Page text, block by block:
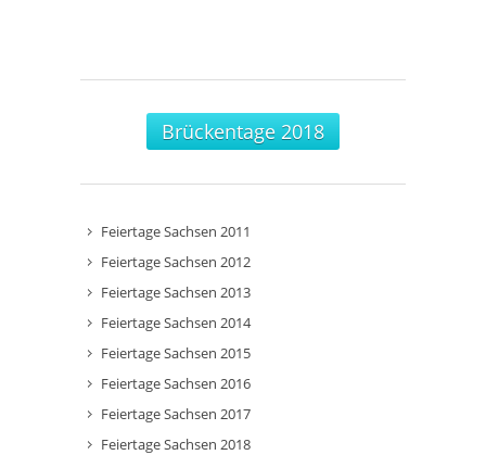
Brückentage 2018
Feiertage Sachsen 2011
Feiertage Sachsen 2012
Feiertage Sachsen 2013
Feiertage Sachsen 2014
Feiertage Sachsen 2015
Feiertage Sachsen 2016
Feiertage Sachsen 2017
Feiertage Sachsen 2018